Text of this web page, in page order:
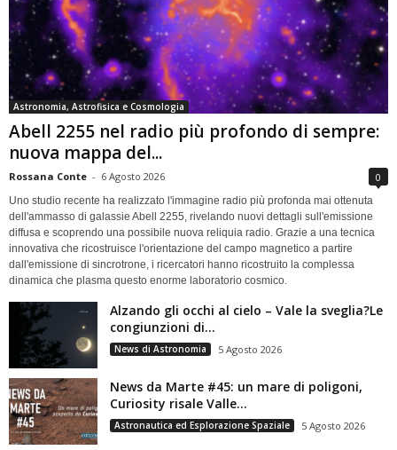
Astronomia, Astrofisica e Cosmologia
Abell 2255 nel radio più profondo di sempre:
nuova mappa del...
Rossana Conte - 6 Agosto 2026 0
Uno studio recente ha realizzato l'immagine radio più profonda mai ottenuta
dell'ammasso di galassie Abell 2255, rivelando nuovi dettagli sull'emissione
diffusa e scoprendo una possibile nuova reliquia radio. Grazie a una tecnica
innovativa che ricostruisce l'orientazione del campo magnetico a partire
dall'emissione di sincrotrone, i ricercatori hanno ricostruito la complessa
dinamica che plasma questo enorme laboratorio cosmico.
Alzando gli occhi al cielo – Vale la sveglia?Le
congiunzioni di...
News di Astronomia 5 Agosto 2026
News da Marte #45: un mare di poligoni,
Curiosity risale Valle...
Astronautica ed Esplorazione Spaziale 5 Agosto 2026